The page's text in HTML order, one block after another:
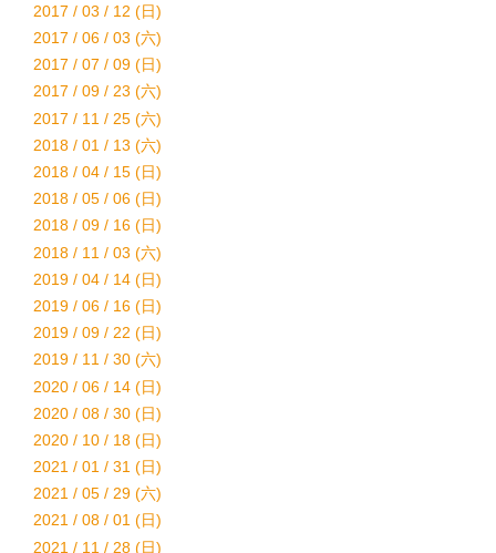
2017 / 03 / 12 (日)
2017 / 06 / 03 (六)
2017 / 07 / 09 (日)
2017 / 09 / 23 (六)
2017 / 11 / 25 (六)
2018 / 01 / 13 (六)
2018 / 04 / 15 (日)
2018 / 05 / 06 (日)
2018 / 09 / 16 (日)
2018 / 11 / 03 (六)
2019 / 04 / 14 (日)
2019 / 06 / 16 (日)
2019 / 09 / 22 (日)
2019 / 11 / 30 (六)
2020 / 06 / 14 (日)
2020 / 08 / 30 (日)
2020 / 10 / 18 (日)
2021 / 01 / 31 (日)
2021 / 05 / 29 (六)
2021 / 08 / 01 (日)
2021 / 11 / 28 (日)